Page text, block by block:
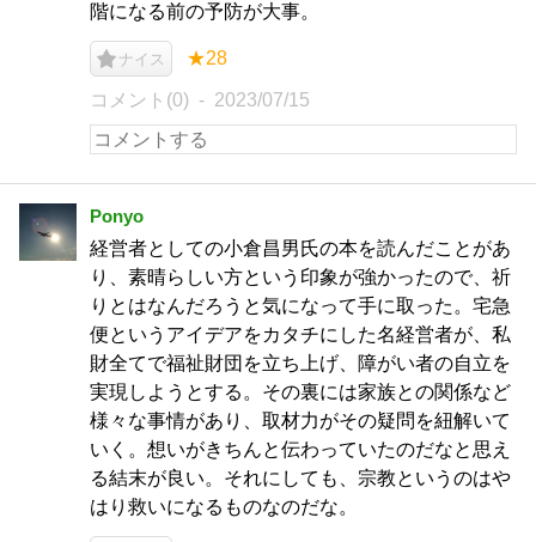
階になる前の予防が大事。
ナイス ★28
コメント(0) 2023/07/15
Ponyo
経営者としての小倉昌男氏の本を読んだことがあ
り、素晴らしい方という印象が強かったので、祈
りとはなんだろうと気になって手に取った。宅急
便というアイデアをカタチにした名経営者が、私
財全てで福祉財団を立ち上げ、障がい者の自立を
実現しようとする。その裏には家族との関係など
様々な事情があり、取材力がその疑問を紐解いて
いく。想いがきちんと伝わっていたのだなと思え
る結末が良い。それにしても、宗教というのはや
はり救いになるものなのだな。